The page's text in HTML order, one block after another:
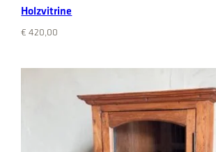
Holzvitrine
€ 420,00